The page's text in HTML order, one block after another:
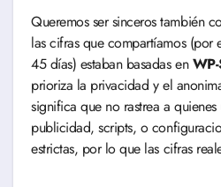
Queremos ser sinceros también
las cifras que compartíamos
45 días) estaban basadas en
prioriza la privacidad y el
significa que no rastrea a
publicidad, scripts, o
estrictas, por lo que las cifras